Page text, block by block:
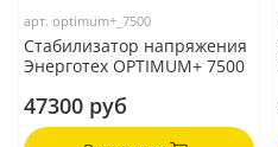
арт.optimum+_7500
Стабилизатор напряжения
Энерготех OPTIMUM+ 7500
47300 руб